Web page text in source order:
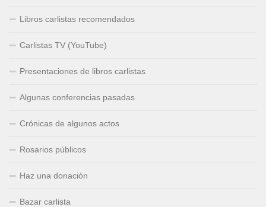
Libros carlistas recomendados
Carlistas TV (YouTube)
Presentaciones de libros carlistas
Algunas conferencias pasadas
Crónicas de algunos actos
Rosarios públicos
Haz una donación
Bazar carlista